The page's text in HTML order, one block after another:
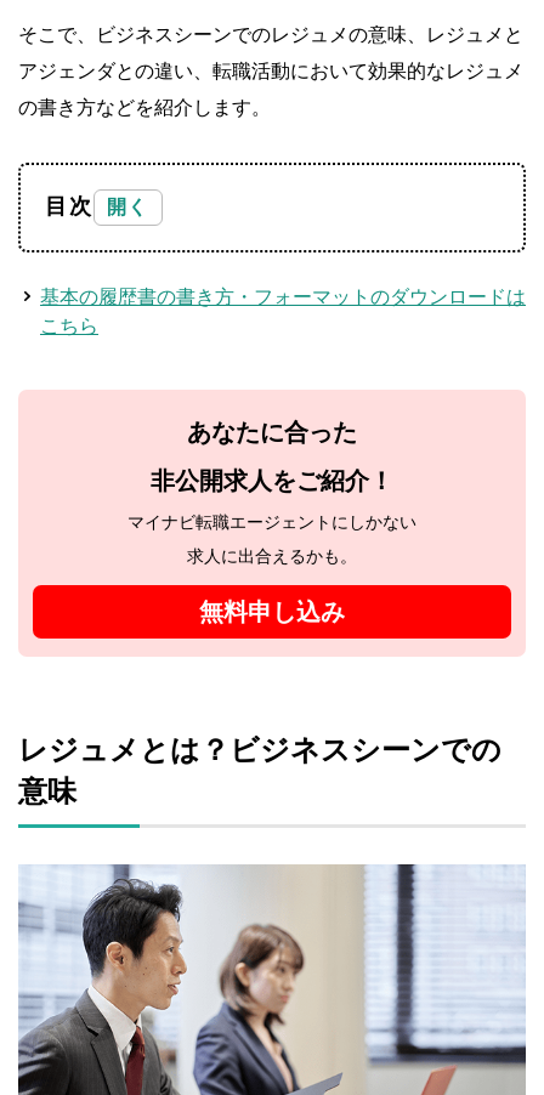
そこで、ビジネスシーンでのレジュメの意味、レジュメと
アジェンダとの違い、転職活動において効果的なレジュメ
の書き方などを紹介します。
目次
基本の履歴書の書き方・フォーマットのダウンロードは
こちら
あなたに合った
非公開求人をご紹介！
マイナビ転職エージェントにしかない
求人に出合えるかも。
無料申し込み
レジュメとは？ビジネスシーンでの
意味